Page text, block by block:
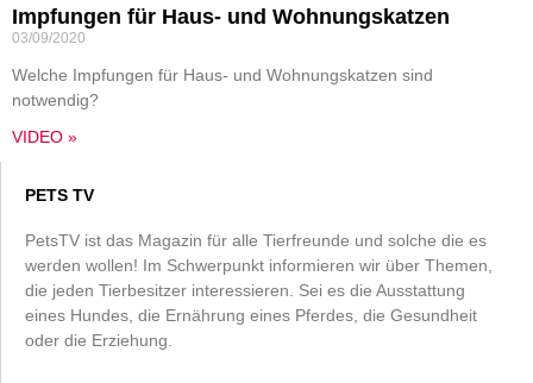
Impfungen für Haus- und Wohnungskatzen
03/09/2020
Welche Impfungen für Haus- und Wohnungskatzen sind
notwendig?
VIDEO »
PETS TV
PetsTV ist das Magazin für alle Tierfreunde und solche die es
werden wollen! Im Schwerpunkt informieren wir über Themen,
die jeden Tierbesitzer interessieren. Sei es die Ausstattung
eines Hundes, die Ernährung eines Pferdes, die Gesundheit
oder die Erziehung.